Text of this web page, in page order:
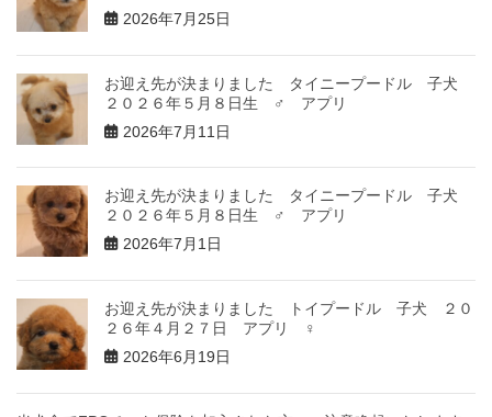
2026年7月25日
お迎え先が決まりました タイニープードル 子犬
２０２６年５月８日生 ♂ アプリ
2026年7月11日
お迎え先が決まりました タイニープードル 子犬
２０２６年５月８日生 ♂ アプリ
2026年7月1日
お迎え先が決まりました トイプードル 子犬 ２０
２６年４月２７日 アプリ ♀
2026年6月19日